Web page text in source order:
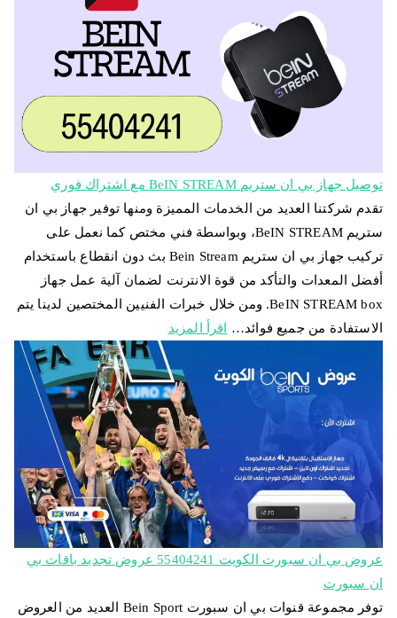
توصيل جهاز بي ان ستريم BeIN STREAM مع اشتراك فوري
تقدم شركتنا العديد من الخدمات المميزة ومنها توفير جهاز بي ان
ستريم BeIN STREAM، وبواسطة فني مختص كما نعمل على
تركيب جهاز بي ان ستريم Bein Stream بث دون انقطاع باستخدام
أفضل المعدات والتأكد من قوة الانترنت لضمان آلية عمل جهاز
BeIN STREAM box. ومن خلال خبرات الفنيين المختصين لدينا يتم
الاستفادة من جميع فوائد…
اقرأ المزيد
عروض بي ان سبورت الكويت 55404241 عروض تجديد باقات بي
ان سبورت
توفر مجموعة قنوات بي ان سبورت Bein Sport العديد من العروض